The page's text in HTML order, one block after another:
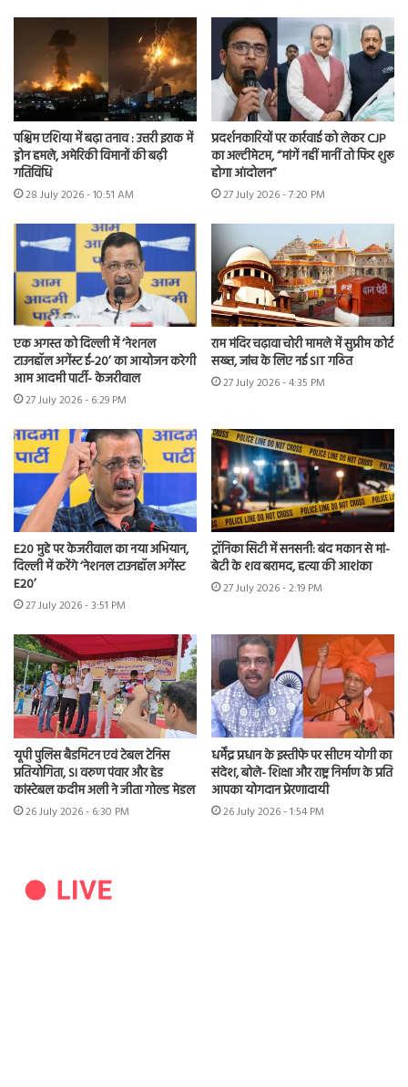
पश्चिम एशिया में बढ़ा तनाव : उत्तरी इराक में
ड्रोन हमले, अमेरिकी विमानों की बढ़ी
गतिविधि
28 July 2026 - 10:51 AM
प्रदर्शनकारियों पर कार्रवाई को लेकर CJP
का अल्टीमेटम, “मांगें नहीं मानीं तो फिर शुरू
होगा आंदोलन”
27 July 2026 - 7:20 PM
एक अगस्त को दिल्ली में ‘नेशनल
टाउनहॉल अगेंस्ट ई-20’ का आयोजन करेगी
आम आदमी पार्टी- केजरीवाल
27 July 2026 - 6:29 PM
राम मंदिर चढ़ावा चोरी मामले में सुप्रीम कोर्ट
सख्त, जांच के लिए नई SIT गठित
27 July 2026 - 4:35 PM
E20 मुद्दे पर केजरीवाल का नया अभियान,
दिल्ली में करेंगे ‘नेशनल टाउनहॉल अगेंस्ट
E20’
27 July 2026 - 3:51 PM
ट्रॉनिका सिटी में सनसनी: बंद मकान से मां-
बेटी के शव बरामद, हत्या की आशंका
27 July 2026 - 2:19 PM
यूपी पुलिस बैडमिंटन एवं टेबल टेनिस
प्रतियोगिता, SI वरुण पंवार और हेड
कांस्टेबल कदीम अली ने जीता गोल्ड मेडल
26 July 2026 - 6:30 PM
धर्मेंद्र प्रधान के इस्तीफे पर सीएम योगी का
संदेश, बोले- शिक्षा और राष्ट्र निर्माण के प्रति
आपका योगदान प्रेरणादायी
26 July 2026 - 1:54 PM